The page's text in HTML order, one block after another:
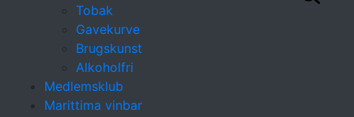
Tobak
Gavekurve
Brugskunst
Alkoholfri
Medlemsklub
Marittima vinbar